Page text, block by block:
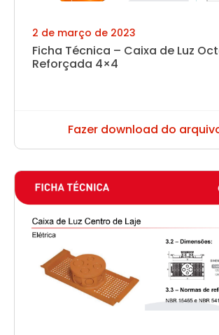
2 de março de 2023
Ficha Técnica – Caixa de Luz
Reforçada 4×4
Fazer download do